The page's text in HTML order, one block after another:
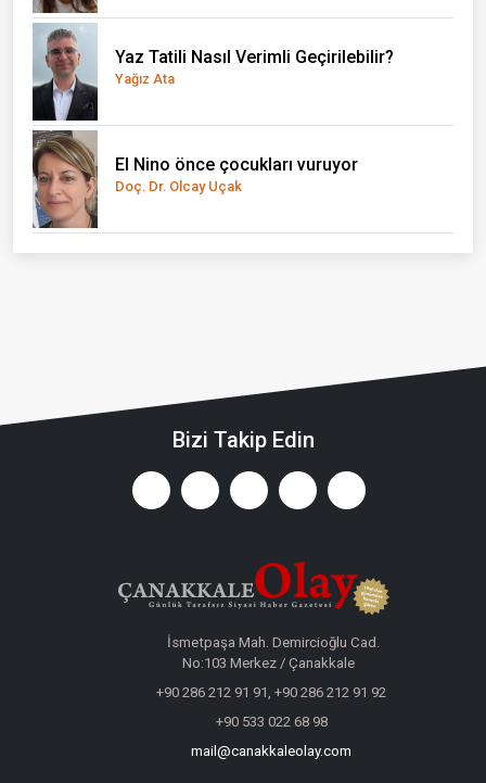
Burcu Meltem Arık
YANIYORUZ
Mine Kandaz
Gazetecilik Kimin İçin Yapılıyor?
Ayvacık: Bir İlçe Değil, Yaşayan Bir Açık
Hava Müzesi
Erhan Taylan
BİZİ BİZ YAPAN ÖZNELER...
Emine Alkan
Yaz Tatili Nasıl Verimli Geçirilebilir?